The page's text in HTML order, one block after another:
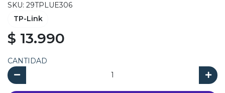
SKU: 29TPLUE306
TP-Link
$ 13.990
CANTIDAD